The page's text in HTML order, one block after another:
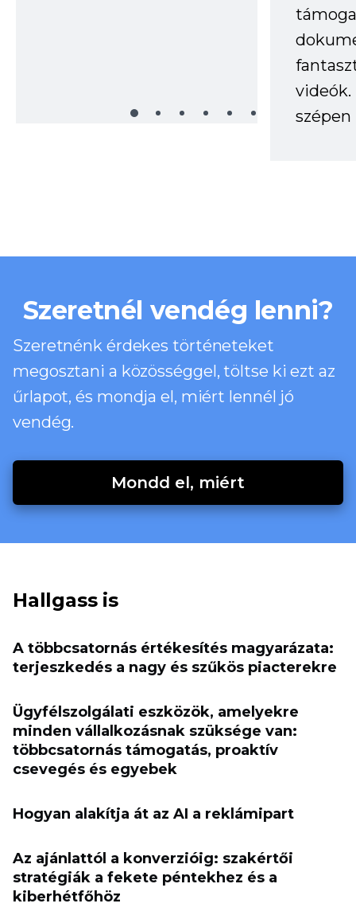
videók.
Szeretnél vendég lenni?
Szeretnénk érdekes történeteket
megosztani a közösséggel, töltse ki ezt az
űrlapot, és mondja el, miért lennél jó
vendég.
Mondd el, miért
Hallgass is
A többcsatornás értékesítés magyarázata:
terjeszkedés a nagy és szűkös piacterekre
Ügyfélszolgálati eszközök, amelyekre
minden vállalkozásnak szüksége van:
többcsatornás támogatás, proaktív
csevegés és egyebek
Hogyan alakítja át az AI a reklámipart
Az ajánlattól a konverzióig: szakértői
stratégiák a fekete péntekhez és a
kiberhétfőhöz